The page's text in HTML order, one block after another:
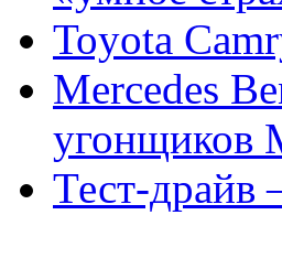
Toyota
Mercedes
угонщиков
Тест-драйв